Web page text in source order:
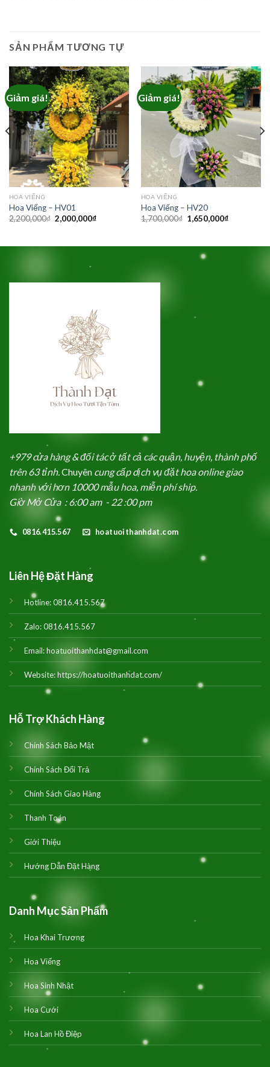
SẢN PHẨM TƯƠNG TỰ
Giảm giá!
HOA VIẾNG
Hoa Viếng – HV01
2,200,000₫ Giá
gốc
2,000,000₫Giá
2,000,000₫.
Giảm giá!
HOA VIẾNG
Hoa Viếng – HV20
1,700,000₫ Giá
gốc
1,650,000₫Giá
+979 cửa hàng & đối tác ở tất cả các quận, huyện, thành phố
trên 63 tỉnh.Chuyên cung cấp dịch vụ đặt hoa online giao
nhanh với hơn 10000 mẫu hoa, miễn phí ship.
Giờ Mở Cửa : 6:00 am - 22 :00 pm
0816.415.567 hoatuoithanhdat.com
Liên Hệ Đặt Hàng
Hotline:0816.415.567
Zalo:0816.415.567
Email:hoatuoithanhdat@gmail.com
Website:https://hoatuoithanhdat.com/
Hỗ Trợ Khách Hàng
Chính Sách Bảo Mật
Chính Sách Đổi Trả
Chính Sách Giao Hàng
Thanh Toán
Giới Thiệu
Hướng Dẫn Đặt Hàng
Danh Mục Sản Phẩm
Hoa Khai Trương
Hoa Viếng
Hoa Sinh Nhật
Hoa Cưới
Hoa Lan Hồ Điệp